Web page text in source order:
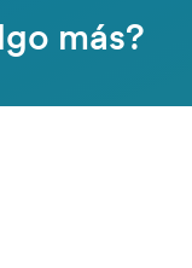
más?